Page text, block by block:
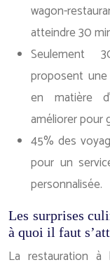
wagon-
atteindre 30
Seulement
proposent
en matière
améliorer pour
45% des
pour un
personnalisée.
Les surprises
à quoi il faut
La restauration